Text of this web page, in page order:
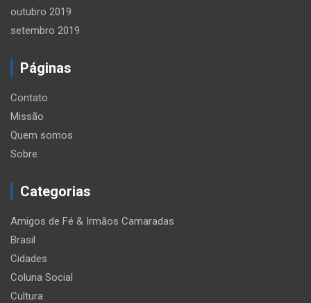
outubro 2019
setembro 2019
Páginas
Contato
Missão
Quem somos
Sobre
Categorias
Amigos de Fé & Irmãos Camaradas
Brasil
Cidades
Coluna Social
Cultura